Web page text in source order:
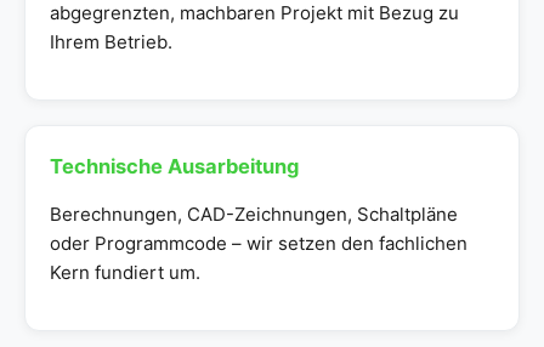
abgegrenzten, machbaren Projekt mit Bezug zu
Ihrem Betrieb.
Technische Ausarbeitung
Berechnungen, CAD-Zeichnungen, Schaltpläne
oder Programmcode – wir setzen den fachlichen
Kern fundiert um.